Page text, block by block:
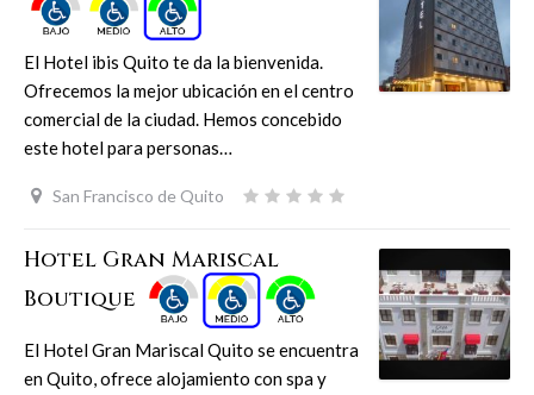
El Hotel ibis Quito te da la bienvenida.
Ofrecemos la mejor ubicación en el centro
comercial de la ciudad. Hemos concebido
este hotel para personas…
San Francisco de Quito
Hotel Gran Mariscal
Boutique
El Hotel Gran Mariscal Quito se encuentra
en Quito, ofrece alojamiento con spa y